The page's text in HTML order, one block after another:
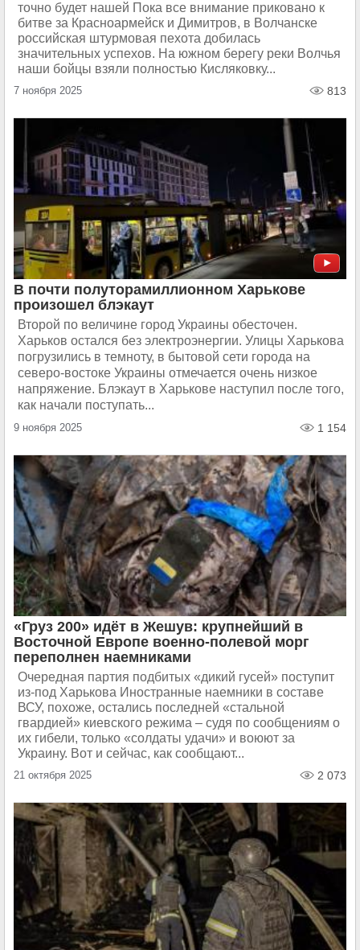
точно будет нашей Пока все внимание приковано к
битве за Красноармейск и Димитров, в Волчанске
российская штурмовая пехота добилась
значительных успехов. На южном берегу реки Волчья
наши бойцы взяли полностью Кисляковку...
7 ноября 2025 813
В почти полуторамиллионном Харькове
произошел блэкаут
Второй по величине город Украины обесточен.
Харьков остался без электроэнергии. Улицы Харькова
погрузились в темноту, в бытовой сети города на
северо-востоке Украины отмечается очень низкое
напряжение. Блэкаут в Харькове наступил после того,
как начали поступать...
9 ноября 2025 1 154
«Груз 200» идёт в Жешув: крупнейший в
Восточной Европе военно-полевой морг
переполнен наемниками
Очередная партия подбитых «дикий гусей» поступит
из-под Харькова Иностранные наемники в составе
ВСУ, похоже, остались последней «стальной
гвардией» киевского режима – судя по сообщениям о
их гибели, только «солдаты удачи» и воюют за
Украину. Вот и сейчас, как сообщают...
21 октября 2025 2 073